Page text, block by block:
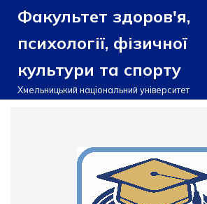
Перейти
вмісту
Факультет здоров'я,
психології, фізичної
культури та спорту
Хмельницький національний університет